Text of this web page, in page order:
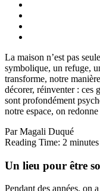
La maison n’est pas
symbolique, un refuge,
transforme, notre
décorer, réinventer : ces
sont profondément
notre espace, on
Par Magali Duqué
Reading Time: 2 minutes
Un lieu pour être
Pendant des années, on